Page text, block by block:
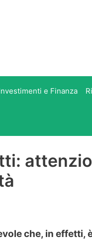
e Finanza
che, in effetti,